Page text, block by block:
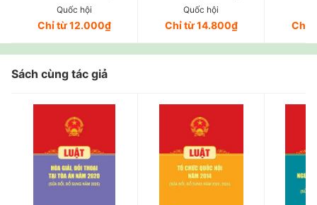
đổi, bổ sung năm 2025)
Quốc hội
Chỉ từ 12.000₫
sung năm 2020, 2025)
Quốc hội
Chỉ từ 14.800₫ Chỉ
Sách cùng tác giả